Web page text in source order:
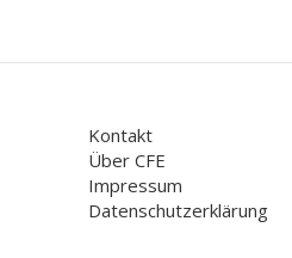
Kontakt
Über CFE
Impressum
Datenschutzerklärung